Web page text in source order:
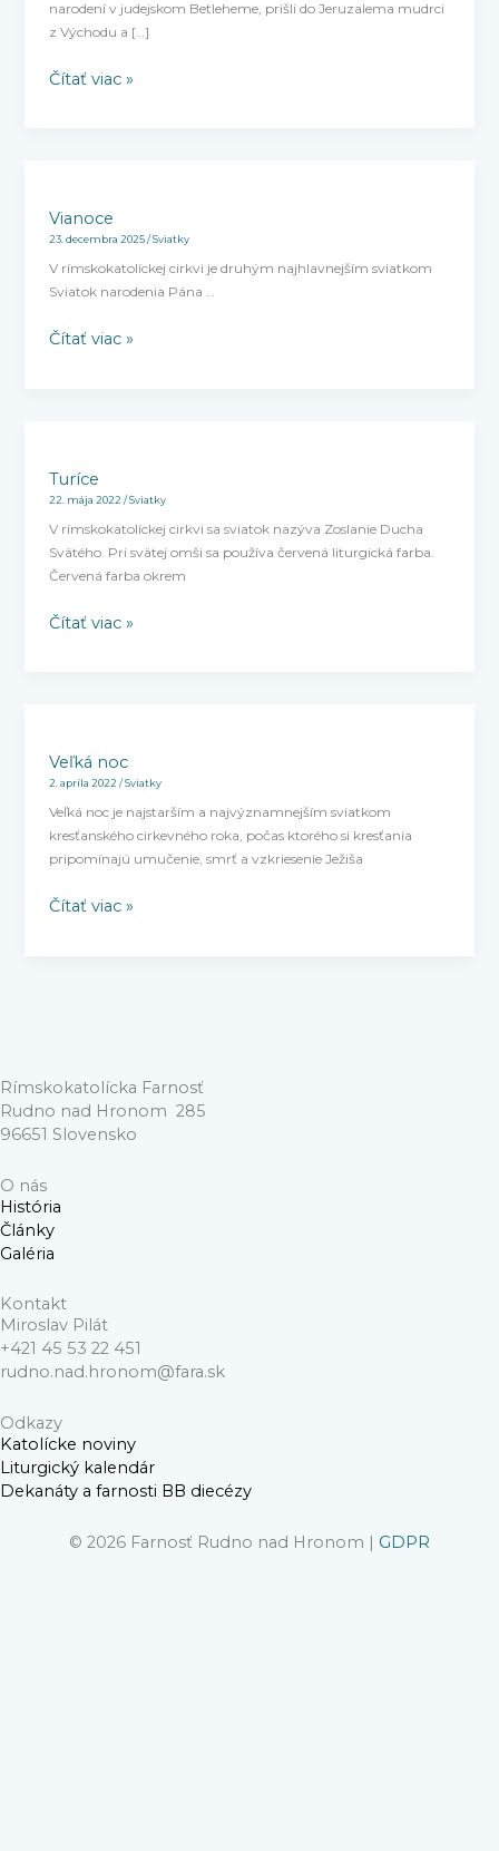
narodení v judejskom Betleheme, prišli do Jeruzalema mudrci
z Východu a […]
Čítať viac »
Vianoce
23. decembra 2025/Sviatky
V rímskokatolíckej cirkvi je druhým najhlavnejším sviatkom
Sviatok narodenia Pána …
Čítať viac »
Turíce
22. mája 2022/Sviatky
V rímskokatolíckej cirkvi sa sviatok nazýva Zoslanie Ducha
Svätého. Pri svätej omši sa používa červená liturgická farba.
Červená farba okrem
Čítať viac »
Veľká noc
2. apríla 2022/Sviatky
Veľká noc je najstarším a najvýznamnejším sviatkom
kresťanského cirkevného roka, počas ktorého si kresťania
pripomínajú umučenie, smrť a vzkriesenie Ježiša
Čítať viac »
Rímskokatolícka Farnosť
Rudno nad Hronom 285
96651 Slovensko
O nás
História
Články
Galéria
Kontakt
Miroslav Pilát
+421 45 53 22 451
rudno.nad.hronom@fara.sk
Odkazy
Katolícke noviny
Liturgický kalendár
Dekanáty a farnosti BB diecézy
© 2026 Farnosť Rudno nad Hronom | GDPR